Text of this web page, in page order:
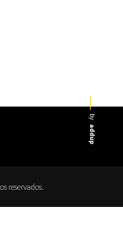
by
addup
reservados.